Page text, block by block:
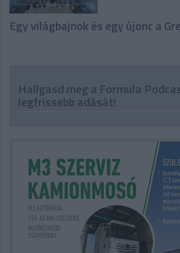
Egy világbajnok és egy újonc a
Hallgasd meg a Formula
legfrissebb adását!